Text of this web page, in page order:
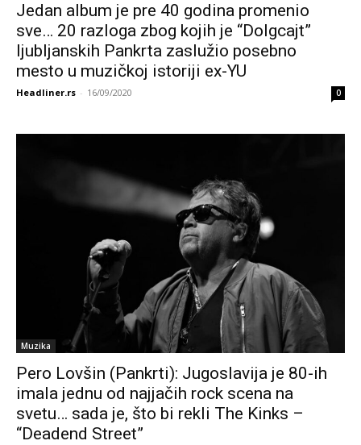
Jedan album je pre 40 godina promenio
sve… 20 razloga zbog kojih je “Dolgcajt”
ljubljanskih Pankrta zaslužio posebno
mesto u muzičkoj istoriji ex-YU
Headliner.rs - 16/09/2020 0
Muzika
Pero Lovšin (Pankrti): Jugoslavija je 80-ih
imala jednu od najjačih rock scena na
svetu… sada je, što bi rekli The Kinks –
“Deadend Street”